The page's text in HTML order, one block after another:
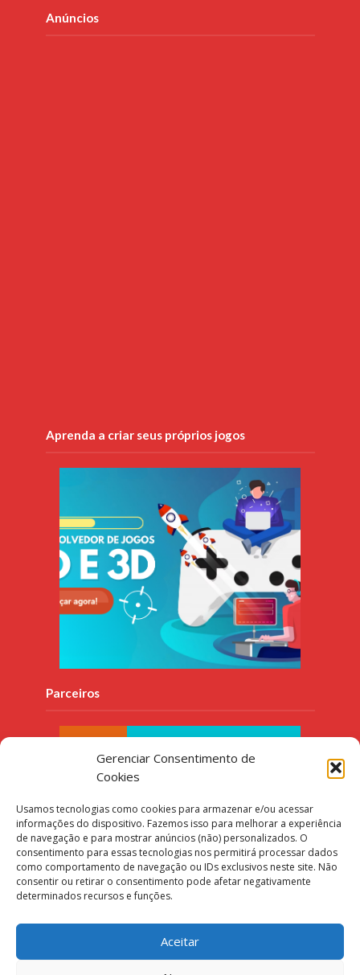
Gerenciar Consentimento de
Cookies
Usamos tecnologias como cookies para armazenar e/ou acessar
informações do dispositivo. Fazemos isso para melhorar a experiência
de navegação e para mostrar anúncios (não) personalizados. O
consentimento para essas tecnologias nos permitirá processar dados
como comportamento de navegação ou IDs exclusivos neste site. Não
consentir ou retirar o consentimento pode afetar negativamente
determinados recursos e funções.
Aceitar
Anúncios
Aprenda a criar seus próprios jogos
Parceiros